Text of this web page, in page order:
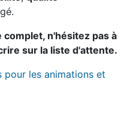
n'hésitez pas à
sur la liste d'attente.
pour les animations et